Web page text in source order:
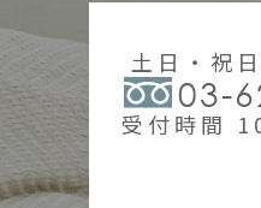
土日・祝
03-
受付時間